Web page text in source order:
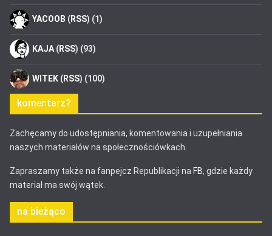
YACOOB (RSS) (1)
KAJA (RSS) (93)
WITEK (RSS) (100)
komentarz?
Zachęcamy do udostępniania, komentowania i uzupełniania
naszych materiałów na społecznościówkach.
Zapraszamy także na fanpejcz Republikacji na FB, gdzie każdy
materiał ma swój wątek.
na bieżąco